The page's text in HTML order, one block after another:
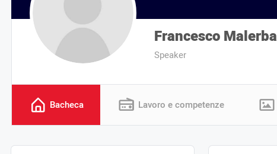
Francesco Malerba
Speaker
Bacheca Lavoro e competenze